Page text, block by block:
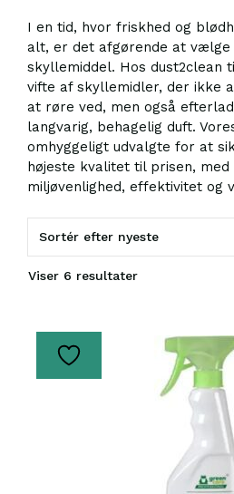
I en tid, hvor friskhed og
alt, er det afgørende at vælge
skyllemiddel. Hos dust2clean
vifte af skyllemidler, der ikke
at røre ved, men også
langvarig, behagelig duft.
omhyggeligt udvalgte for at
højeste kvalitet til prisen,
miljøvenlighed, effektivitet og
Viser 6 resultaterSorteret